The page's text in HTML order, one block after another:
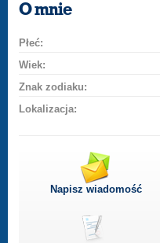
O mnie
Płeć:
Wiek:
Znak zodiaku:
Lokalizacja:
Napisz wiadomość